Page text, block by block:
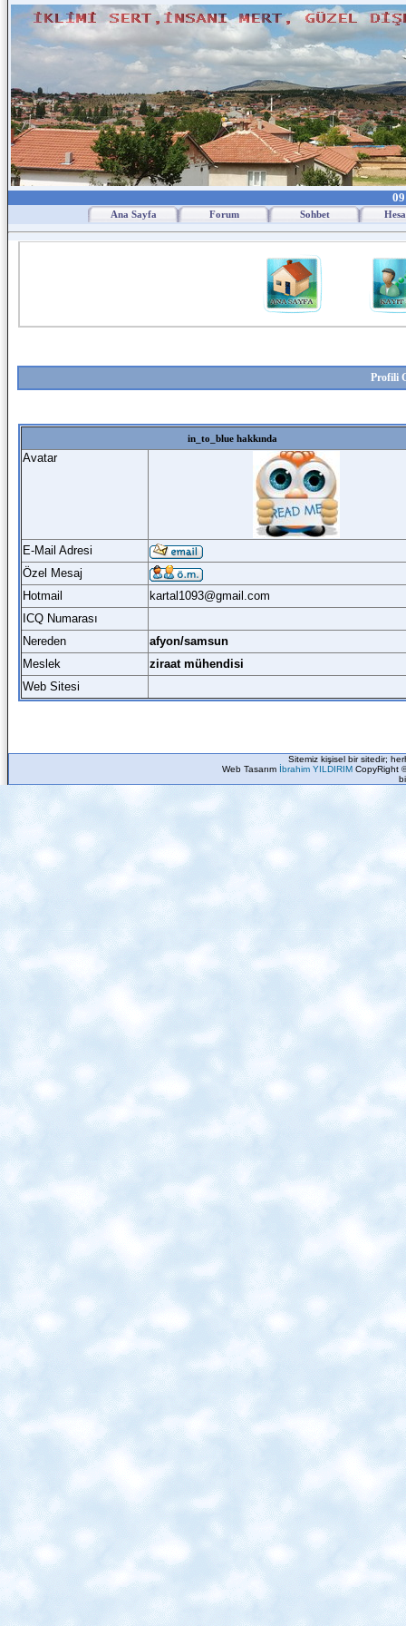
Ana Sayfa Forum Sohbet
Profili
in_to_blue hakkında
Avatar
E-Mail Adresi
Özel Mesaj
Hotmail
kartal1093@gmail.com
ICQ Numarası
Nereden
afyon/samsun
Meslek
ziraat mühendisi
Web Sitesi
Sitemiz kişisel bir sitedir;
Web Tasarım İbrahim YILDIRIM CopyRight